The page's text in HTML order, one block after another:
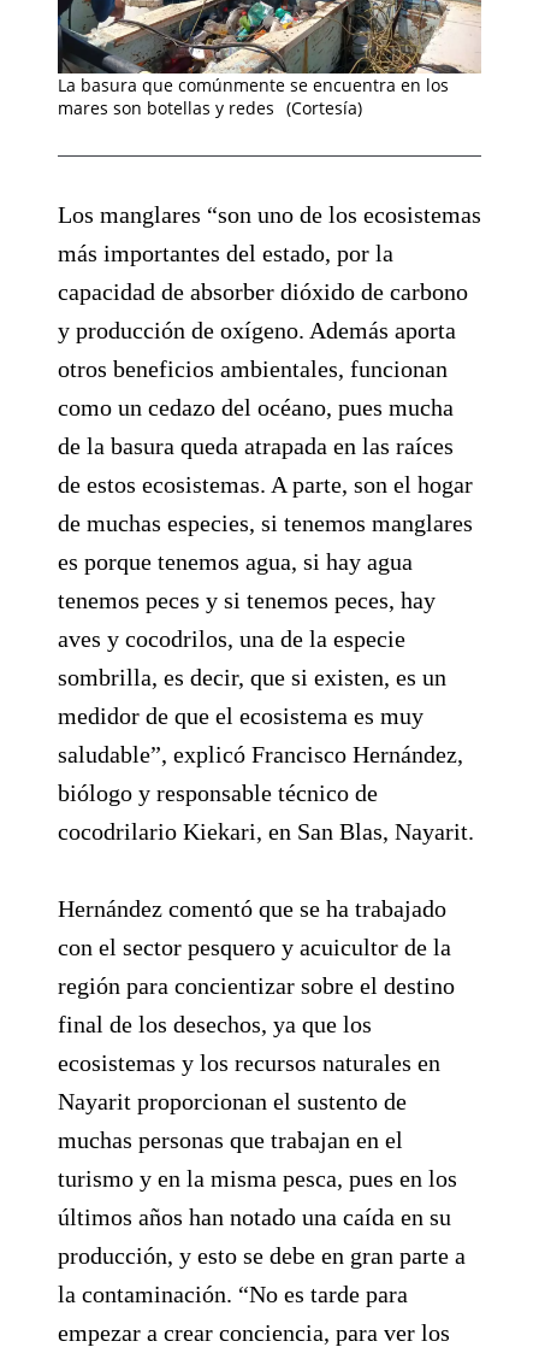
La basura que comúnmente se encuentra en los
mares son botellas y redes (Cortesía)
Los manglares “son uno de los ecosistemas
más importantes del estado, por la
capacidad de absorber dióxido de carbono
y producción de oxígeno. Además aporta
otros beneficios ambientales, funcionan
como un cedazo del océano, pues mucha
de la basura queda atrapada en las raíces
de estos ecosistemas. A parte, son el hogar
de muchas especies, si tenemos manglares
es porque tenemos agua, si hay agua
tenemos peces y si tenemos peces, hay
aves y cocodrilos, una de la especie
sombrilla, es decir, que si existen, es un
medidor de que el ecosistema es muy
saludable”, explicó Francisco Hernández,
biólogo y responsable técnico de
cocodrilario Kiekari, en San Blas, Nayarit.
Hernández comentó que se ha trabajado
con el sector pesquero y acuicultor de la
región para concientizar sobre el destino
final de los desechos, ya que los
ecosistemas y los recursos naturales en
Nayarit proporcionan el sustento de
muchas personas que trabajan en el
turismo y en la misma pesca, pues en los
últimos años han notado una caída en su
producción, y esto se debe en gran parte a
la contaminación. “No es tarde para
empezar a crear conciencia, para ver los